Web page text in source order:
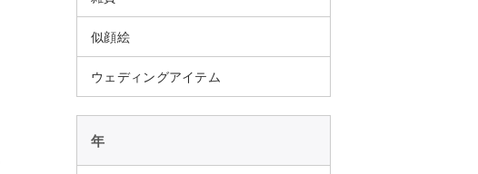
似顔絵
ウェディングアイテム
年